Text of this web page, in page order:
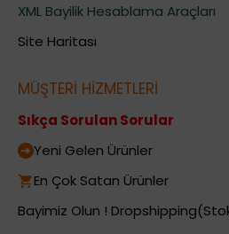
XML Bayilik Hesablama Araçları
Site Haritası
MÜŞTERİ HİZMETLERİ
Sıkça Sorulan Sorular
Yeni Gelen Ürünler
En Çok Satan Ürünler
Bayimiz Olun !